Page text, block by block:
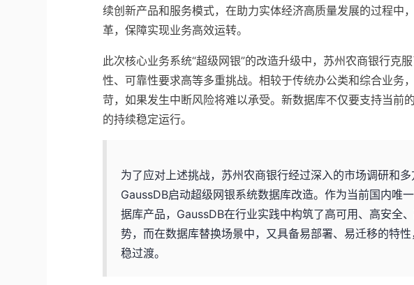
续创新产品和服务模式，在助力实体经济高质量发展的过程中
革，保障实现业务高效运转。
此次核心业务系统“超级网银”的改造升级中，苏州农商银行克
性、可靠性要求高等多重挑战。相较于传统办公类和综合业务
苛，如果发生中断风险将难以承受。新数据库不仅要支持当前
的持续稳定运行。
为了应对上述挑战，苏州农商银行经过深入的市场调研和
GaussDB启动超级网银系统数据库改造。作为当前国内唯
据库产品，GaussDB在行业实践中构筑了高可用、高安全
势，而在数据库替换场景中，又具备易部署、易迁移的特
稳过渡。